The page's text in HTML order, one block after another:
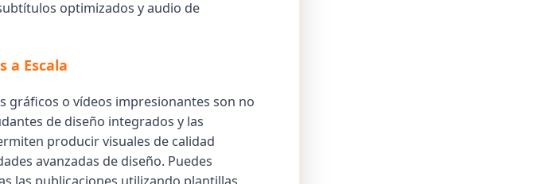
optimizados y audio de
a Escala
gráficos o vídeos impresionantes son no
de diseño integrados y las
producir visuales de calidad
avanzadas de diseño. Puedes